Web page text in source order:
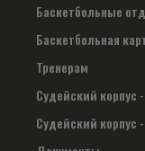
Баскетбольные
Баскетбольная
Тренерам
Судейский корпус
Судейский корпус